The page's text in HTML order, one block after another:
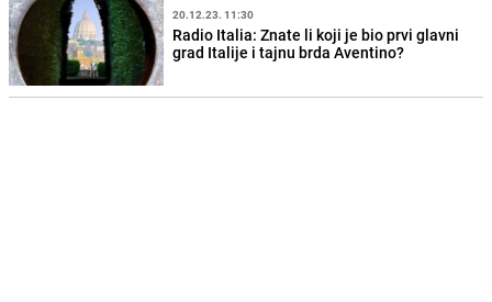
20.12.23. 11:30
Radio Italia: Znate li koji je bio prvi glavni
grad Italije i tajnu brda Aventino?